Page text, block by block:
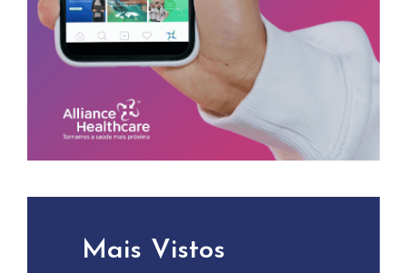
Mais Vistos